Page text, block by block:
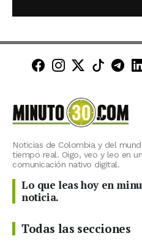
Minuto30 en
Minuto30 en
Minuto30
Noticias de Colombia y del
tiempo real. Oigo, veo y leo en
comunicación nativo digital.
Lo que leas hoy en
noticia.
Todas las secciones